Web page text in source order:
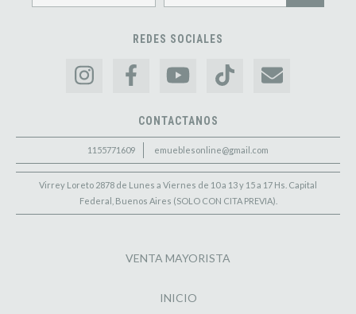
REDES SOCIALES
CONTACTANOS
1155771609 emueblesonline@gmail.com
Virrey Loreto 2878 de Lunes a Viernes de 10 a 13 y 15 a 17 Hs. Capital
Federal, Buenos Aires (SOLO CON CITA PREVIA).
VENTA MAYORISTA
INICIO